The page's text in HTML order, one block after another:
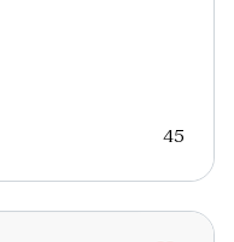
45